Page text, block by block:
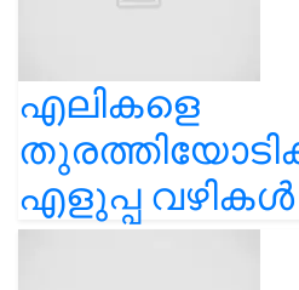
എലികളെ
എളുപ്പ വഴികൾ